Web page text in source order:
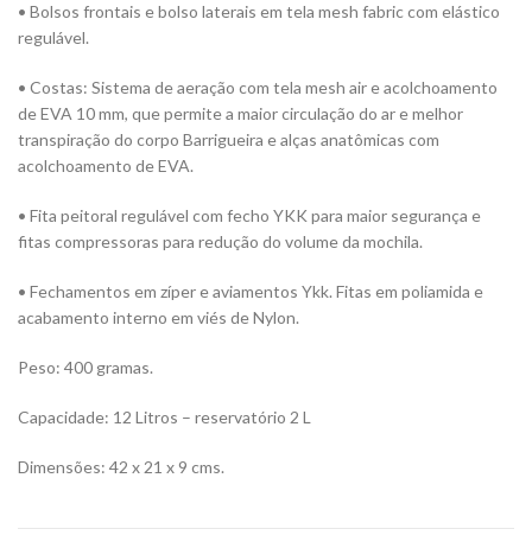
• Bolsos frontais e bolso laterais em tela mesh fabric com elástico
regulável.
• Costas: Sistema de aeração com tela mesh air e acolchoamento
de EVA 10 mm, que permite a maior circulação do ar e melhor
transpiração do corpo Barrigueira e alças anatômicas com
acolchoamento de EVA.
• Fita peitoral regulável com fecho YKK para maior segurança e
fitas compressoras para redução do volume da mochila.
• Fechamentos em zíper e aviamentos Ykk. Fitas em poliamida e
acabamento interno em viés de Nylon.
Peso: 400 gramas.
Capacidade: 12 Litros – reservatório 2 L
Dimensões: 42 x 21 x 9 cms.